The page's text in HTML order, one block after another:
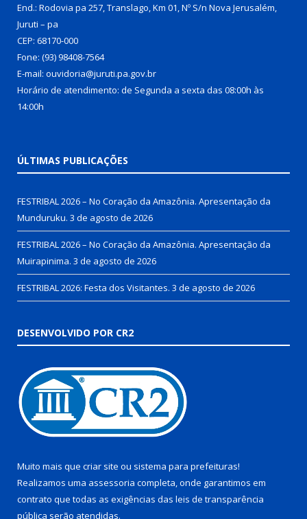
End.: Rodovia pa 257, Translago, Km 01, Nº S/n Nova Jerusalém,
Juruti – pa
CEP: 68170-000
Fone: (93) 98408-7564
E-mail: ouvidoria@juruti.pa.gov.br
Horário de atendimento: de Segunda a sexta das 08:00h às
14:00h
ÚLTIMAS PUBLICAÇÕES
FESTRIBAL 2026 – No Coração da Amazônia. Apresentação da
Munduruku. 3 de agosto de 2026
FESTRIBAL 2026 – No Coração da Amazônia. Apresentação da
Muirapinima. 3 de agosto de 2026
FESTRIBAL 2026: Festa dos Visitantes. 3 de agosto de 2026
DESENVOLVIDO POR CR2
Muito mais que criar site ou sistema para prefeituras!
Realizamos uma assessoria completa, onde garantimos em
contrato que todas as exigências das leis de transparência
pública serão atendidas.